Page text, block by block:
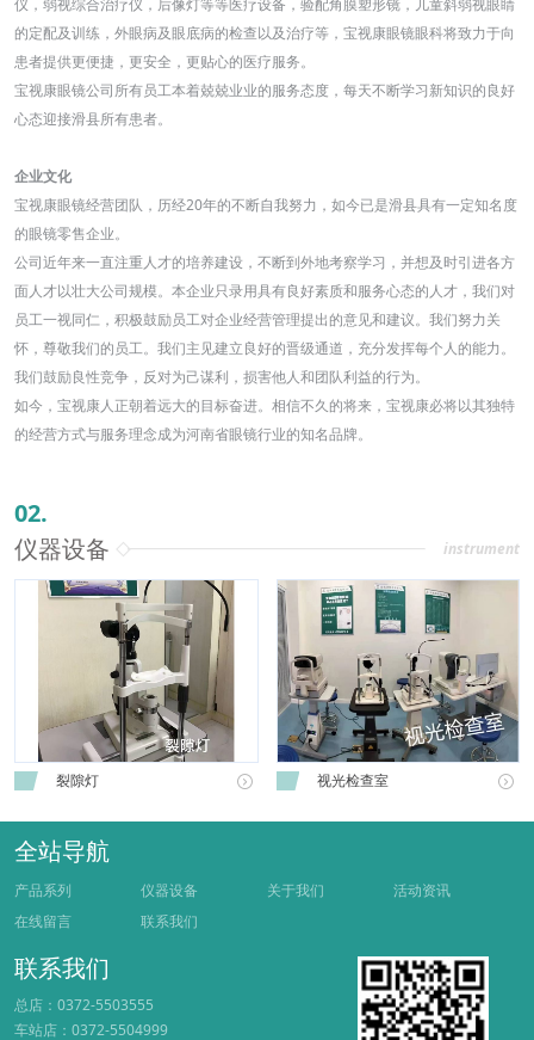
的定配及训练，外眼病及眼底病的检查以及治疗等，宝视康眼镜眼科将致力于向
患者提供更便捷，更安全，更贴心的医疗服务。
宝视康眼镜公司所有员工本着兢兢业业的服务态度，每天不断学习新知识的良好
心态迎接滑县所有患者。
企业文化
宝视康眼镜经营团队，历经20年的不断自我努力，如今已是滑县具有一定知名度
的眼镜零售企业。
公司近年来一直注重人才的培养建设，不断到外地考察学习，并想及时引进各方
面人才以壮大公司规模。本企业只录用具有良好素质和服务心态的人才，我们对
员工一视同仁，积极鼓励员工对企业经营管理提出的意见和建议。我们努力关
怀，尊敬我们的员工。我们主见建立良好的晋级通道，充分发挥每个人的能力。
我们鼓励良性竞争，反对为己谋利，损害他人和团队利益的行为。
如今，宝视康人正朝着远大的目标奋进。相信不久的将来，宝视康必将以其独特
的经营方式与服务理念成为河南省眼镜行业的知名品牌。
02.
仪器设备
instrument
裂隙灯  视光检查室 
全站导航
产品系列 仪器设备 关于我们
活动资讯
在线留言
联系我们
联系我们
总店：0372-5503555
车站店：0372-5504999